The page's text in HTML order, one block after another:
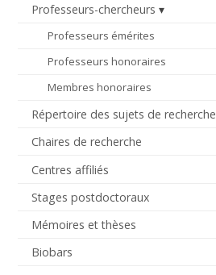
Professeurs-chercheurs
Professeurs émérites
Professeurs honoraires
Membres honoraires
Répertoire des sujets de recherche
Chaires de recherche
Centres affiliés
Stages postdoctoraux
Mémoires et thèses
Biobars